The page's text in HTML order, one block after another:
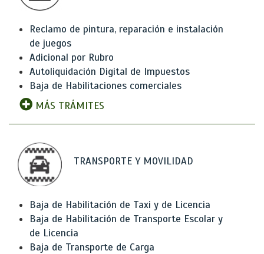
Reclamo de pintura, reparación e instalación
de juegos
Adicional por Rubro
Autoliquidación Digital de Impuestos
Baja de Habilitaciones comerciales
MÁS TRÁMITES
TRANSPORTE Y MOVILIDAD
Baja de Habilitación de Taxi y de Licencia
Baja de Habilitación de Transporte Escolar y
de Licencia
Baja de Transporte de Carga